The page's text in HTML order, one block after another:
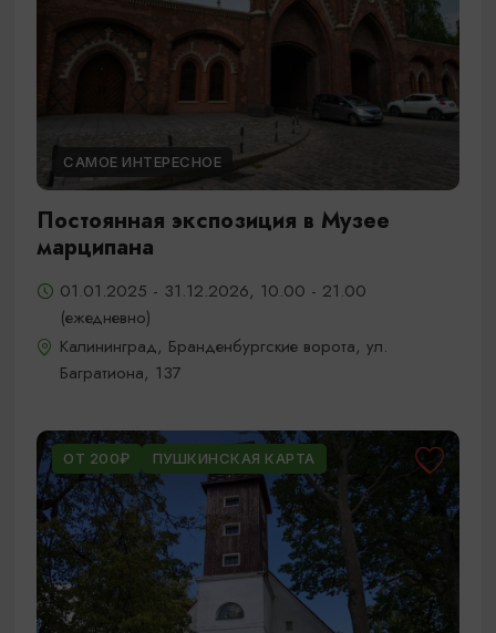
САМОЕ ИНТЕРЕСНОЕ
Постоянная экспозиция в Музее
марципана
01.01.2025 - 31.12.2026, 10.00 - 21.00
(ежедневно)
Калининград, Бранденбургские ворота, ул.
Багратиона, 137
ОТ 200₽ ПУШКИНСКАЯ КАРТА